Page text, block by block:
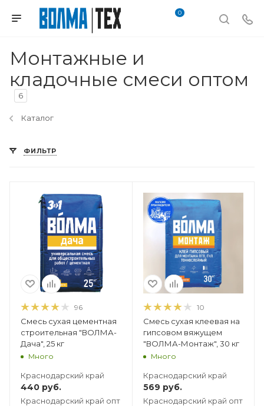
0
Монтажные и
кладочные смеси оптом
6
Каталог
ФИЛЬТР
96
Смесь сухая цементная
строительная "ВОЛМА-
Дача", 25 кг
Много
Краснодарский край
440 руб.
Краснодарский край опт
Вес, кг
30
10
Смесь сухая клеевая на
гипсовом вяжущем
"ВОЛМА-Монтаж", 30 кг
Много
Краснодарский край
569 руб.
Краснодарский край опт